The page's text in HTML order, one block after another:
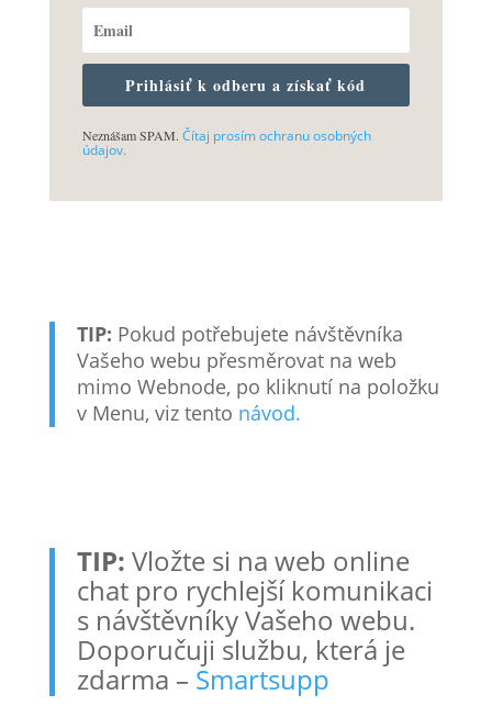
Prihlásiť k odberu a získať kód
Neznášam SPAM. Čítaj prosím ochranu osobných
údajov.
TIP: Pokud potřebujete návštěvníka
Vašeho webu přesměrovat na web
mimo Webnode, po kliknutí na položku
v Menu, viz tento návod.
TIP: Vložte si na web online
chat pro rychlejší komunikaci
s návštěvníky Vašeho webu.
Doporučuji službu, která je
zdarma – Smartsupp